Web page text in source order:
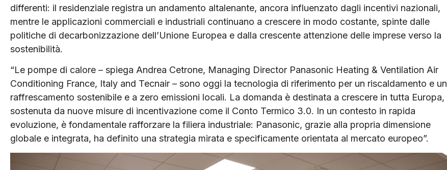
differenti: il residenziale registra un andamento altalenante, ancora influenzato dagli incentivi nazionali,
mentre le applicazioni commerciali e industriali continuano a crescere in modo costante, spinte dalle
politiche di decarbonizzazione dell’Unione Europea e dalla crescente attenzione delle imprese verso la
sostenibilità.
“Le pompe di calore – spiega Andrea Cetrone, Managing Director Panasonic Heating & Ventilation Air
Conditioning France, Italy and Tecnair – sono oggi la tecnologia di riferimento per un riscaldamento e un
raffrescamento sostenibile e a zero emissioni locali. La domanda è destinata a crescere in tutta Europa,
sostenuta da nuove misure di incentivazione come il Conto Termico 3.0. In un contesto in rapida
evoluzione, è fondamentale rafforzare la filiera industriale: Panasonic, grazie alla propria dimensione
globale e integrata, ha definito una strategia mirata e specificamente orientata al mercato europeo”.